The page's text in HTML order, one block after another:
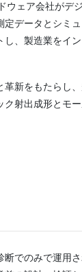
ェア会社がデ
データとシミ
、製造業をイ
新をもたらし
射出成形とモ
でのみで運用